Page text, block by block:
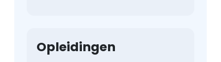
Opleidingen